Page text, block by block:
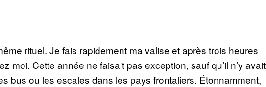
rituel. Je fais rapidement ma valise et après trois heures
moi. Cette année ne faisait pas exception, sauf qu’il n’y avait
bus ou les escales dans les pays frontaliers. Étonnamment,